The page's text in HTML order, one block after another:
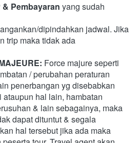
Pembayaran yang sudah
dipindahkan jadwal. Jika
trip maka tidak ada
Force majure seperti
/ perubahan peraturan
penerbangan yg disebabkan
hal lain, hambatan
& lain sebagainya, maka
dapat dituntut & segala
hal tersebut jika ada maka